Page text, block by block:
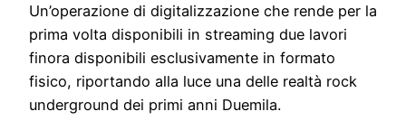
Un’operazione di digitalizzazione che rende per la
prima volta disponibili in streaming due lavori
finora disponibili esclusivamente in formato
fisico, riportando alla luce una delle realtà rock
underground dei primi anni Duemila.